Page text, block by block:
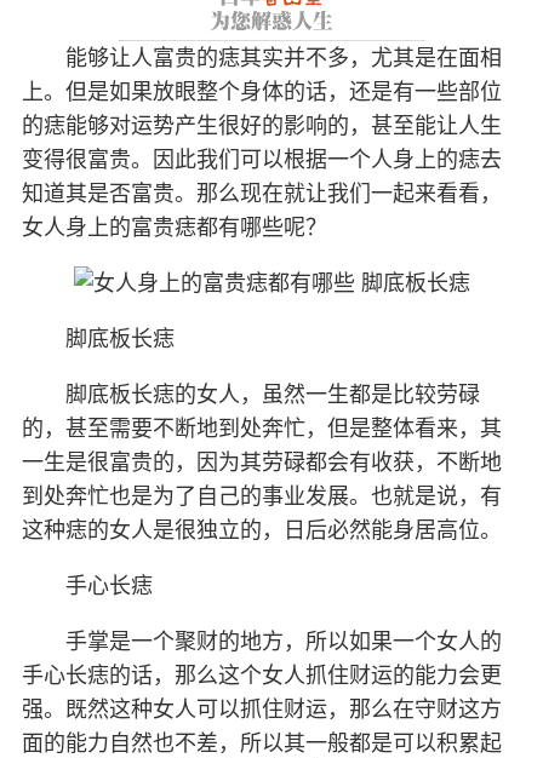
能够让人富贵的痣其实并不多，尤其是在面相
上。但是如果放眼整个身体的话，还是有一些部位
的痣能够对运势产生很好的影响的，甚至能让人生
变得很富贵。因此我们可以根据一个人身上的痣去
知道其是否富贵。那么现在就让我们一起来看看，
女人身上的富贵痣都有哪些呢？
脚底板长痣
脚底板长痣的女人，虽然一生都是比较劳碌
的，甚至需要不断地到处奔忙，但是整体看来，其
一生是很富贵的，因为其劳碌都会有收获，不断地
到处奔忙也是为了自己的事业发展。也就是说，有
这种痣的女人是很独立的，日后必然能身居高位。
手心长痣
手掌是一个聚财的地方，所以如果一个女人的
手心长痣的话，那么这个女人抓住财运的能力会更
强。既然这种女人可以抓住财运，那么在守财这方
面的能力自然也不差，所以其一般都是可以积累起